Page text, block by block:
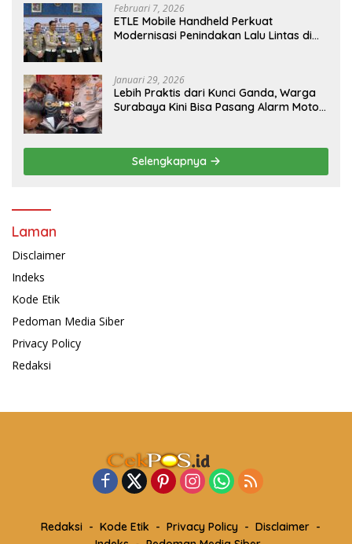
Februari 7, 2026
ETLE Mobile Handheld Perkuat
Modernisasi Penindakan Lalu Lintas di
Januari 29, 2026
Lebih Praktis dari Kunci Ganda, Warga
Surabaya Kini Bisa Pasang Alarm Motor
Selengkapnya
Laman
Disclaimer
Indeks
Kode Etik
Pedoman Media Siber
Privacy Policy
Redaksi
Redaksi Kode Etik Privacy Policy
Disclaimer